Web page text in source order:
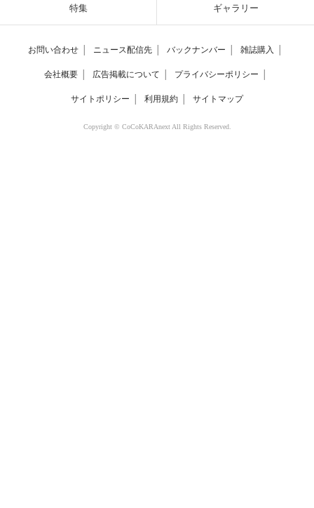
特集 ギャラリー
お問い合わせ ニュース配信先 バックナンバー 雑誌購入
会社概要 広告掲載について プライバシーポリシー
サイトポリシー 利用規約 サイトマップ
Copyright © CoCoKARAnext All Rights Reserved.